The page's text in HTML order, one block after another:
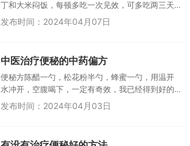
丁和大米闷饭，每顿多吃一次见效，可多吃两三天
燕子3405∞广东1天前什么叫胡萝卜啊...
发布时间：2024年04月07日
中医治疗便秘的中药偏方
便秘方陈醋一勺，松花粉半勺，蜂蜜一勺，用温开
水冲开，空腹喝下，一定有奇效，我已经得到好的
效果刘长艳安徽25天前松花粉是什么？求告知身份
发布时间：2024年04月03日